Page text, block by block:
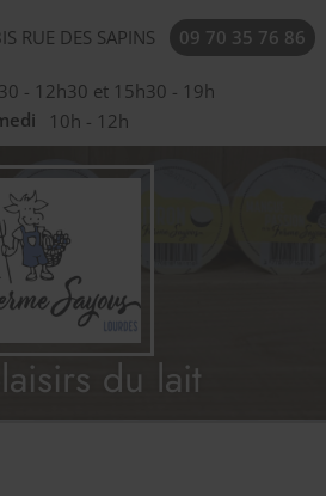
du lait
RUE DES SAPINS 09 70 35 76 86
- 12h30 et 15h30 - 19h
10h - 12h